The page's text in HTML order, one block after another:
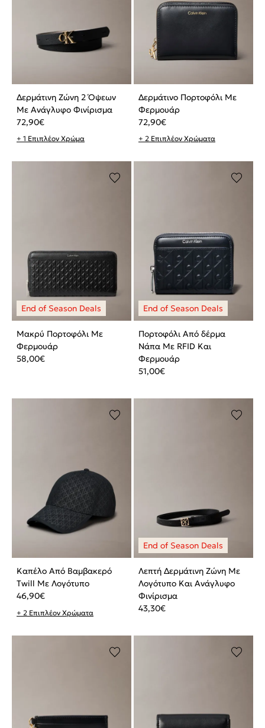
Δερμάτινη Ζώνη 2 Όψεων
Με Ανάγλυφο Φινίρισμα
72,90€
+ 1 Επιπλέον Χρώμα
Δερμάτινο Πορτοφόλι Με
Φερμουάρ
72,90€
+ 2 Επιπλέον Χρώματα
Μακρύ Πορτοφόλι Με
Φερμουάρ
58,00€
Πορτοφόλι Από δέρμα
Νάπα Με RFID Και
Φερμουάρ
51,00€
Καπέλο Από Βαμβακερό
Twill Με Λογότυπο
46,90€
+ 2 Επιπλέον Χρώματα
Λεπτή Δερμάτινη Ζώνη Με
Λογότυπο Και Ανάγλυφο
Φινίρισμα
43,30€